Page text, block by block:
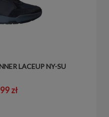
LACEUP NY-SU
zł